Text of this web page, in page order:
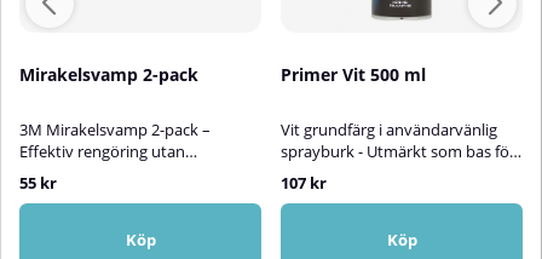
Mirakelsvamp 2-pack
3M Mirakelsvamp 2-pack –
Effektiv rengöring utan
kemikalier3M Mirakelsvamp är en
praktisk och skonsam
rengöringssvamp som effektivt
tar bort svåra fläckar – helt utan
55 kr
Köp
Primer Vit 500 ml
Vit grundfärg i användarvänlig
sprayburk - Utmärkt som bas för
starka kulörer!Den här vita
grundfärgen kommer från Motip,
det är en snabbtorkande
grundfärg som är otroligt
107 kr
Köp